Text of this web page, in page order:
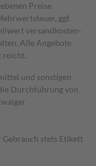
Preise
ggf.
versand­kosten­
Alle Angebote
reicht.
und sonstigen
Durchführung von
stets Etikett